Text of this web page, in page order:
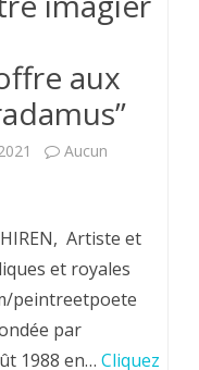
aux
Aucun
Artiste et
et royales
peintreetpoete
par
1988 en… Cliquez